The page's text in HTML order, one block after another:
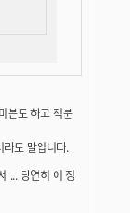
분도 하고 적분
라도 말입니다.
... 당연히 이 정